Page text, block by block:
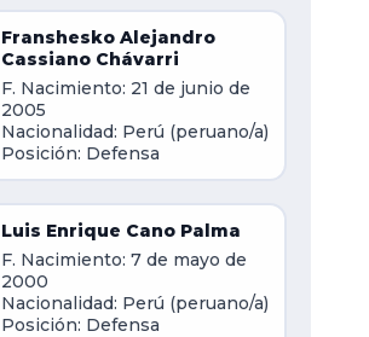
Franshesko Alejandro
Cassiano Chávarri
F. Nacimiento: 21 de junio de
2005
Nacionalidad: Perú (peruano/a)
Posición: Defensa
Luis Enrique Cano Palma
F. Nacimiento: 7 de mayo de
2000
Nacionalidad: Perú (peruano/a)
Posición: Defensa